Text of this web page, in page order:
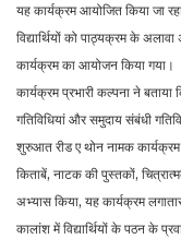
यह कार्यक्रम आयोजित किया जा
विद्यार्थियों को पाठ्यक्रम के
कार्यक्रम का आयोजन किया गया।
कार्यक्रम प्रभारी कल्पना ने
गतिविधियां और समुदाय संबंधी
शुरुआत रीड ए थोन नामक कार्यक्रम
किताबें, नाटक की पुस्तकों,
अभ्यास किया, यह कार्यक्रम
कालांश में विद्यार्थियों के पठन के